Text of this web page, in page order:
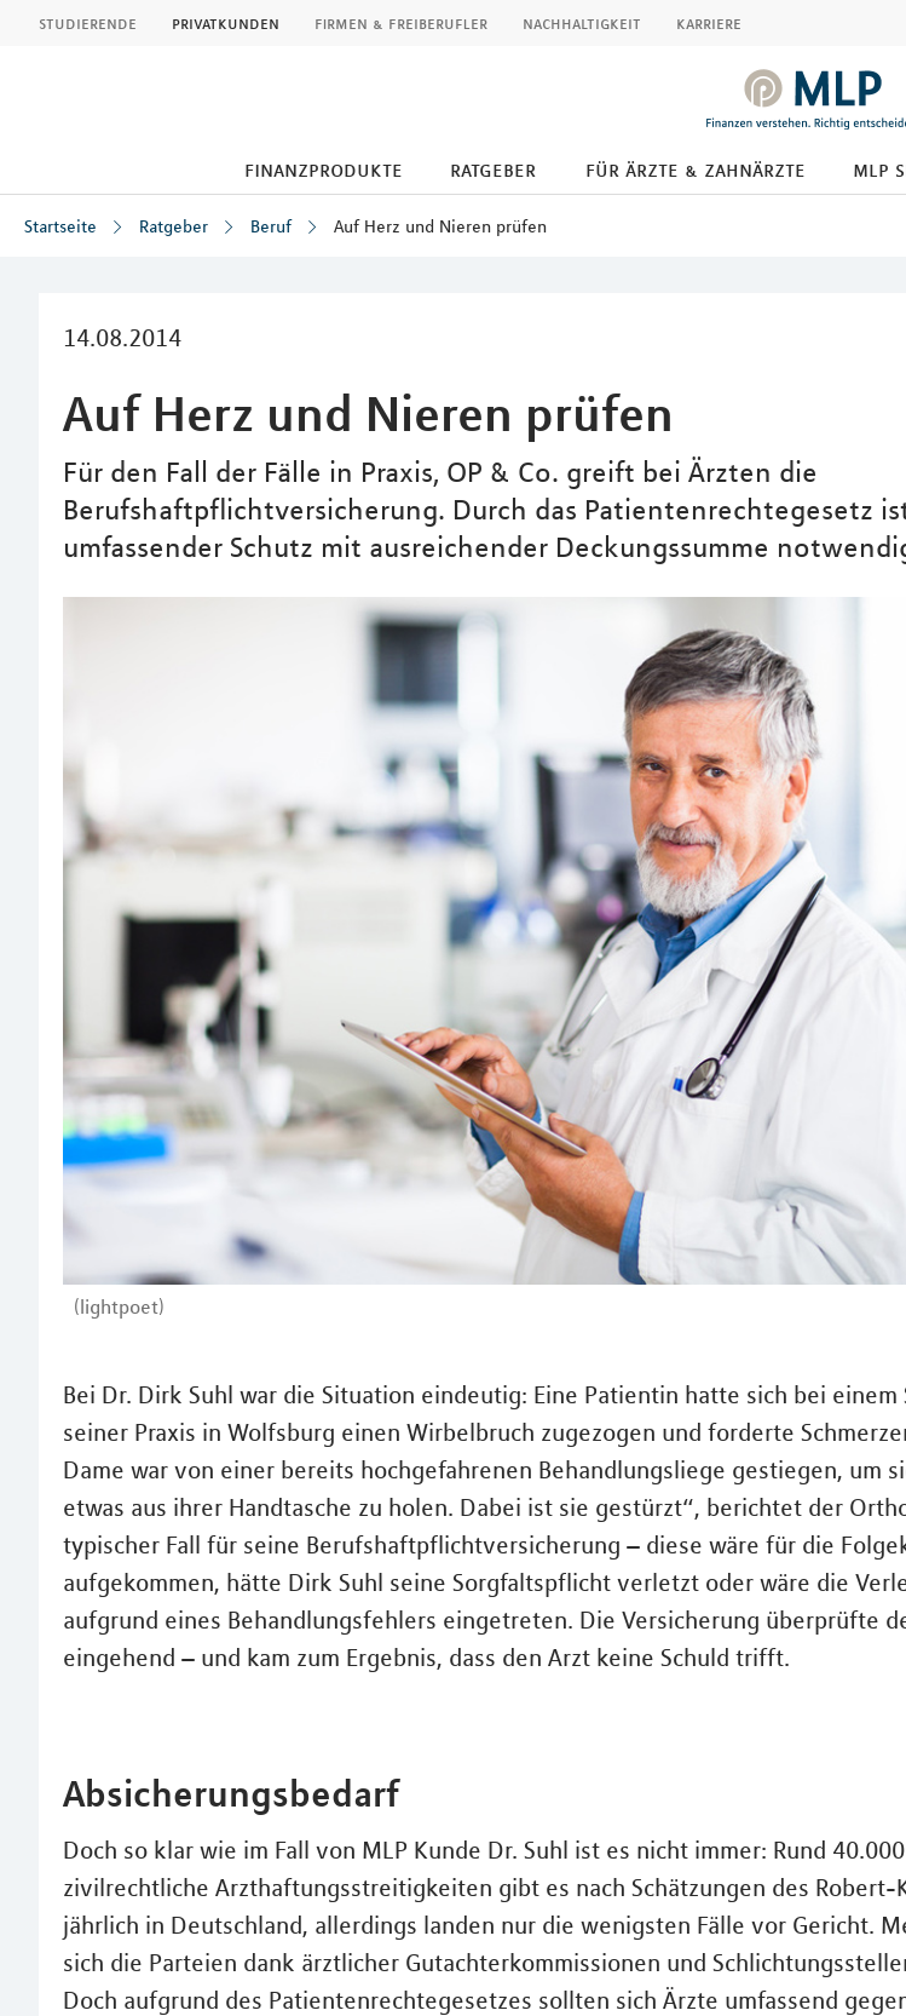
studierende privatkunden firmen & freiberufler nachhaltigkeit karriere
finanzprodukte ratgeber für ärzte & zahnärzte mlp
Startseite Ratgeber Beruf Auf Herz und Nieren prüfen
14.08.2014
Auf Herz und Nieren prüfen
Für den Fall der Fälle in Praxis, OP & Co. greift bei Ärzten die
Berufshaftpflichtversicherung. Durch das Patientenrechtegesetz
umfassender Schutz mit ausreichender Deckungssumme
(lightpoet)
Bei Dr. Dirk Suhl war die Situation eindeutig: Eine Patientin hatte sich bei einem
seiner Praxis in Wolfsburg einen Wirbelbruch zugezogen und forderte
Dame war von einer bereits hochgefahrenen Behandlungsliege gestiegen, um
etwas aus ihrer Handtasche zu holen. Dabei ist sie gestürzt“, berichtet der
typischer Fall für seine Berufshaftpflichtversicherung – diese wäre für die
aufgekommen, hätte Dirk Suhl seine Sorgfaltspflicht verletzt oder wäre die
aufgrund eines Behandlungsfehlers eingetreten. Die Versicherung überprüfte
eingehend – und kam zum Ergebnis, dass den Arzt keine Schuld trifft.
Absicherungsbedarf
Doch so klar wie im Fall von MLP Kunde Dr. Suhl ist es nicht immer: Rund 40.000
zivilrechtliche Arzthaftungsstreitigkeiten gibt es nach Schätzungen des Robert-
jährlich in Deutschland, allerdings landen nur die wenigsten Fälle vor Gericht.
sich die Parteien dank ärztlicher Gutachterkommissionen und
Doch aufgrund des Patientenrechtegesetzes sollten sich Ärzte umfassend